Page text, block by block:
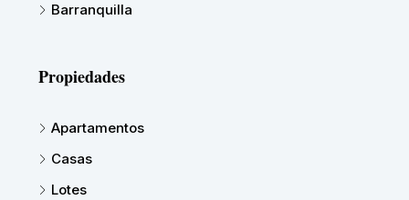
Barranquilla
Propiedades
Apartamentos
Casas
Lotes